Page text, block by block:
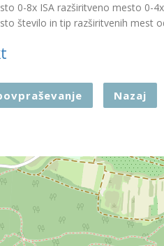
0-8x ISA razširitveno mesto 0-
število in tip razširitvenih mest
Nazaj